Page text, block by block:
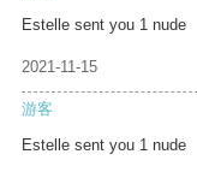
Estelle sent you 1 nude
2021-11-15
游客
Estelle sent you 1 nude